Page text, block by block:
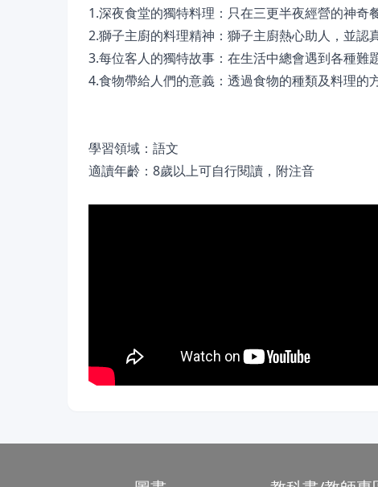
1.深夜食堂的獨特料理：只在三更半夜經營的神奇
2.獅子主廚的料理精神：獅子主廚熱心助人，並認
3.每位客人的獨特故事：在生活中總會遇到各種難
4.食物帶給人們的意義：透過食物的種類及料理的
學習領域：語文
適讀年齡：8歲以上可自行閱讀，附注音